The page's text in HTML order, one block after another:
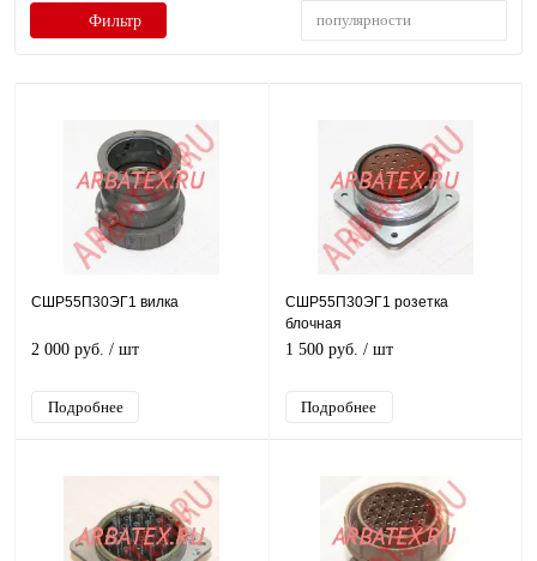
Фильтр популярности
СШР55П30ЭГ1 вилка
2 000 руб. / шт
Подробнее
СШР55П30ЭГ1 розетка
блочная
1 500 руб. / шт
Подробнее